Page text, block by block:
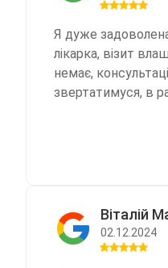
Я дуже
лікарка, візит
немає,
звертатимуся, в
Віталій
02.12.2024